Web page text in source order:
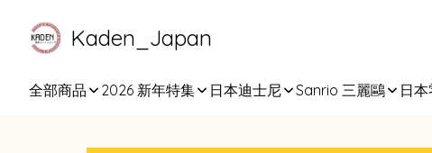
Kaden_Japan
全部商品 2026 新年特集 日本迪士尼 Sanrio 三麗鷗 日